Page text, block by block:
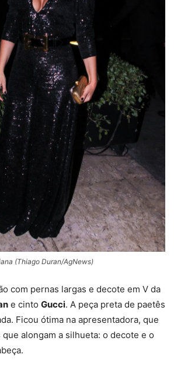
(Thiago Duran/AgNews)
com pernas largas e decote em V da
e cinto Gucci. A peça preta de paetês
Ficou ótima na apresentadora, que
alongam a silhueta: o decote e o